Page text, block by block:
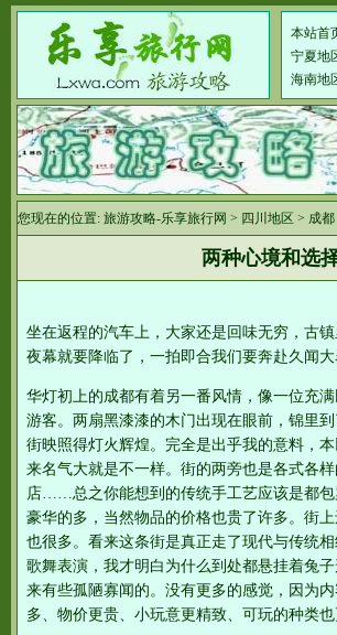
本站首
宁夏地
海南地
您现在的位置: 旅游攻略-乐享旅行网 > 四川地区 > 成都
两种心境和选
坐在返程的汽车上，大家还是回味无穷，古
夜幕就要降临了，一拍即合我们要奔赴久闻
华灯初上的成都有着另一番风情，像一位充
游客。两扇黑漆漆的木门出现在眼前，锦里
街映照得灯火辉煌。完全是出乎我的意料，
来名气大就是不一样。街的两旁也是各式各
店……总之你能想到的传统手工艺应该是都
豪华的多，当然物品的价格也贵了许多。街
也很多。看来这条街是真正走了现代与传统
歌舞表演，我才明白为什么到处都悬挂着兔
来有些孤陋寡闻的。没有更多的感觉，因为
多、物价更贵、小玩意更精致、可玩的种类也